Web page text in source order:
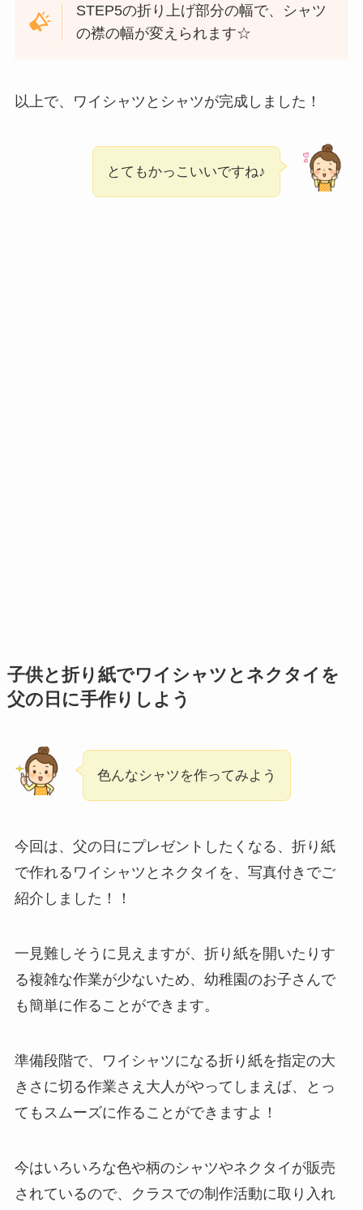
STEP5の折り上げ部分の幅で、シャツ
の襟の幅が変えられます☆
以上で、ワイシャツとシャツが完成しました！
とてもかっこいいですね♪
子供と折り紙でワイシャツとネクタイを
父の日に手作りしよう
色んなシャツを作ってみよう
今回は、父の日にプレゼントしたくなる、折り紙
で作れるワイシャツとネクタイを、写真付きでご
紹介しました！！
一見難しそうに見えますが、折り紙を開いたりす
る複雑な作業が少ないため、幼稚園のお子さんで
も簡単に作ることができます。
準備段階で、ワイシャツになる折り紙を指定の大
きさに切る作業さえ大人がやってしまえば、とっ
てもスムーズに作ることができますよ！
今はいろいろな色や柄のシャツやネクタイが販売
されているので、クラスでの制作活動に取り入れ